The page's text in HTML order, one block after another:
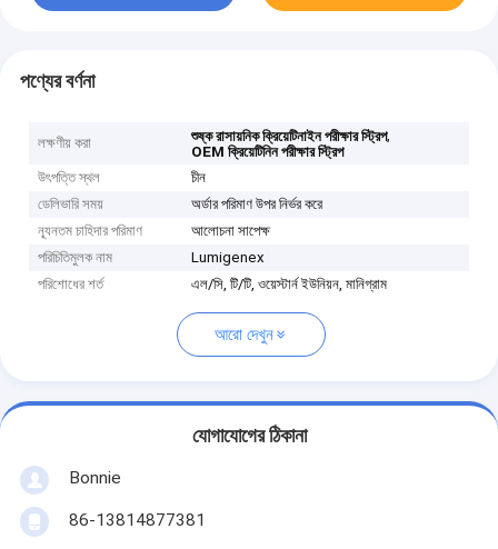
পণ্যের বর্ণনা
লক্ষণীয় করা শুষ্ক রাসায়নিক ক্রিয়েটিনাইন পরীক্ষার স্ট্রিপ,
OEM ক্রিয়েটিনিন পরীক্ষার স্ট্রিপ
উৎপত্তি স্থল
চীন
ডেলিভারি সময়
অর্ডার পরিমাণ উপর নির্ভর করে
ন্যূনতম চাহিদার পরিমাণ
আলোচনা সাপেক্ষ
পরিচিতিমুলক নাম
Lumigenex
পরিশোধের শর্ত
এল/সি, টি/টি, ওয়েস্টার্ন ইউনিয়ন, মানিগ্রাম
আরো দেখুন
যোগাযোগের ঠিকানা
Bonnie
86-13814877381